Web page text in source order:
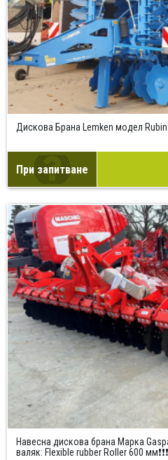
Дискова Брана Lemken модел
При запитване
Навесна дискова брана Марка
валяк: Flexible rubber Roller 600 мм❗❗❗